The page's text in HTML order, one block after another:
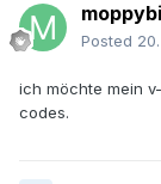
Posted
ich möchte mein
codes.